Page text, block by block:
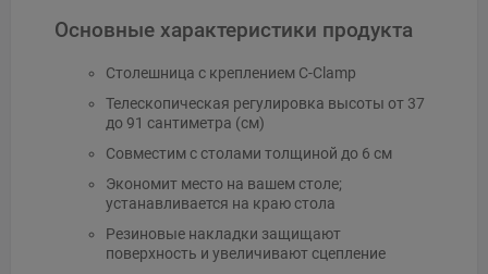
Основные характеристики продукта
Столешница с креплением C-Clamp
Телескопическая регулировка высоты от 37
до 91 сантиметра (см)
Совместим с столами толщиной до 6 см
Экономит место на вашем столе;
устанавливается на краю стола
Резиновые накладки защищают
поверхность и увеличивают сцепление